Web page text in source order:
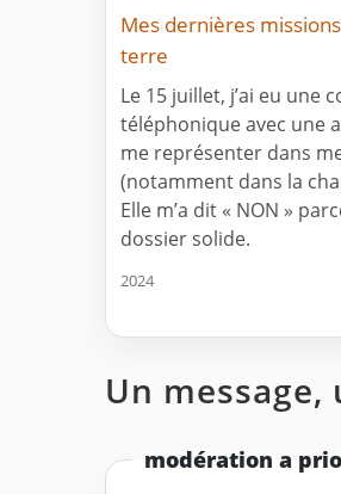
Mes dernières
terre
Le 15 juillet, j’ai eu une
téléphonique avec une
me représenter dans
(notamment dans la
Elle m’a dit « NON »
dossier solide.
2024
Un
modération a